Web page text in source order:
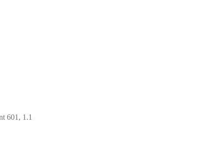
601, 1.1